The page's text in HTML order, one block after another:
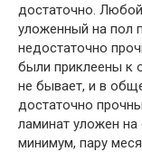
достаточно.
уложенный на пол
недостаточно
были приклеены к
не бывает, и в
достаточно
ламинат уложен
минимум, пару